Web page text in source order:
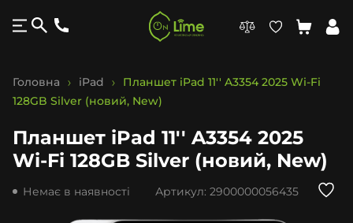
Головна iPad
Планшет iPad 11'' A3354 2025 Wi-Fi
128GB Silver (новий, New)
Планшет iPad 11'' A3354 2025
Wi-Fi 128GB Silver (новий, New)
Немає в наявності Артикул: 2900000056435